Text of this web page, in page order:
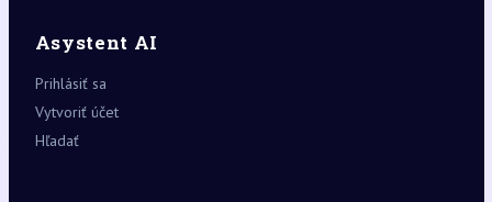
Asystent AI
Prihlásiť sa
Vytvoriť účet
Hľadať